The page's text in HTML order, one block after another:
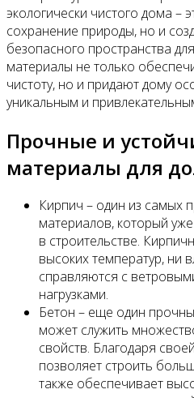
экологически чистого дома –
сохранение природы, но и
безопасного пространства
материалы не только
чистоту, но и придают дому
уникальным и
Прочные и
материалы для
Кирпич – один из самых
материалов, который
в строительстве.
высоких температур, ни
справляются с
нагрузками.
Бетон – еще один
может служить
свойств. Благодаря
позволяет строить
также обеспечивает